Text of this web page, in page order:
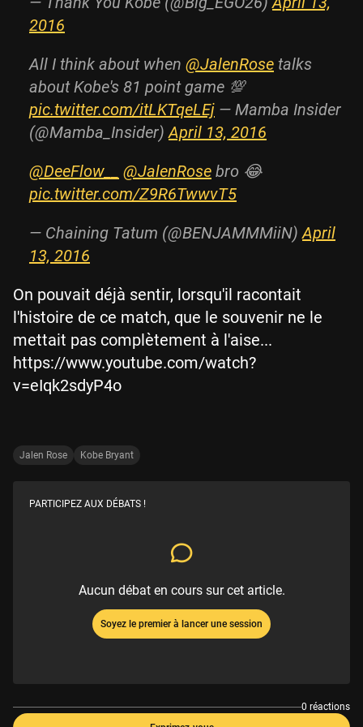
2016
All I think about when @JalenRose talks
about Kobe's 81 point game 💯
pic.twitter.com/itLKTqeLEj — Mamba Insider
(@Mamba_Insider)April 13, 2016
@DeeFlow__
@JalenRose bro 😂
pic.twitter.com/Z9R6TwwvT5
— Chaining Tatum (@BENJAMMMiiN)April
13, 2016
On pouvait déjà sentir, lorsqu'il racontait
l'histoire de ce match, que le souvenir ne le
mettait pas complètement à l'aise...
https://www.youtube.com/watch?
v=eIqk2sdyP4o
Jalen Rose Kobe Bryant
PARTICIPEZ AUX DÉBATS !
Aucun débat en cours sur cet article.
Soyez le premier à lancer une session
0 réactions